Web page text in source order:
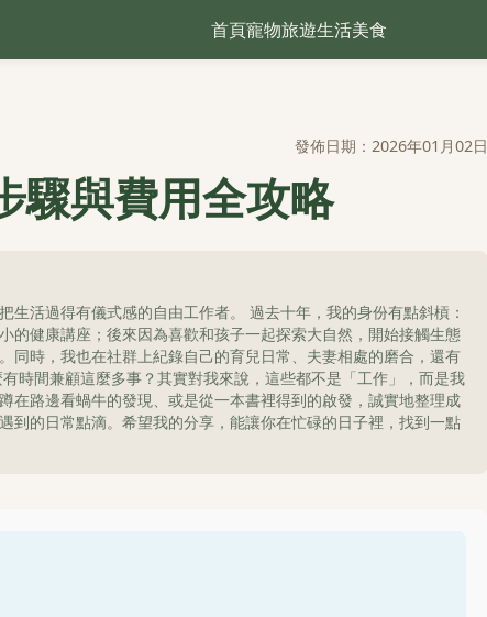
首頁寵物旅遊生活美食
發佈日期：2026年01月02日
驟與費用全攻略
活過得有儀式感的自由工作者。 過去十年，我的身份有點斜槓：
的健康講座；後來因為喜歡和孩子一起探索大自然，開始接觸生態
同時，我也在社群上紀錄自己的育兒日常、夫妻相處的磨合，還有
時間兼顧這麼多事？其實對我來說，這些都不是「工作」，而是我
在路邊看蝸牛的發現、或是從一本書裡得到的啟發，誠實地整理成
到的日常點滴。希望我的分享，能讓你在忙碌的日子裡，找到一點